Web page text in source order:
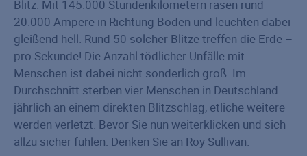
Blitz. Mit 145.000 Stundenkilometern rasen rund
20.000 Ampere in Richtung Boden und leuchten dabei
gleißend hell. Rund 50 solcher Blitze treffen die Erde –
pro Sekunde! Die Anzahl tödlicher Unfälle mit
Menschen ist dabei nicht sonderlich groß. Im
Durchschnitt sterben vier Menschen in Deutschland
jährlich an einem direkten Blitzschlag, etliche weitere
werden verletzt. Bevor Sie nun weiterklicken und sich
allzu sicher fühlen: Denken Sie an Roy Sullivan.